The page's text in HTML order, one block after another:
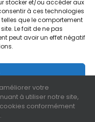
stocker et/ou accéder aux
à ces technologies
que le comportement
Le fait de ne pas
peut avoir un effet négatif
cookies
Politique de
votre
à utiliser notre site,
conformément